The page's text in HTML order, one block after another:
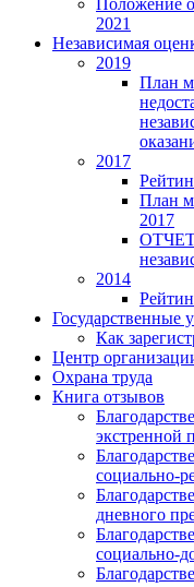
2021
Независимая
2019
План
2017
План
2017
ОТЧЕТ
2014
Государственные
Как
Центр
Охрана труда
Книга отзывов
экстренной
социально-
дневного
социально-